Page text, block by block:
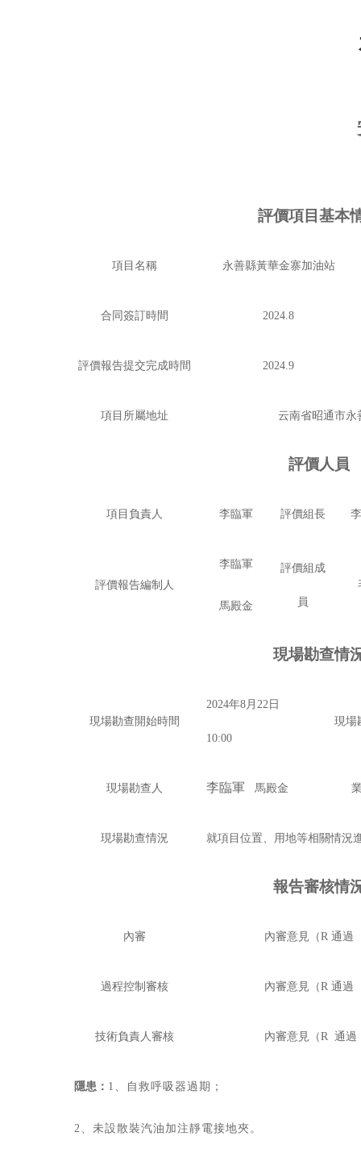
評價項目基本
項目名稱 永善縣黃華金寨加油站
合同簽訂時間 2024.8
評價報告提交完成時間 2024.9
項目所屬地址 云南省昭通市永
評價人員
項目負責人 李臨軍 評價組長
評價報告編制人
李臨軍
馬殿金
評價組成
員
現場勘查情
現場勘查開始時間
2024年8月22日
10:00
現場
現場勘查人 李臨軍 馬殿金
現場勘查情況 就項目位置、用地等相關情況
報告審核情
內審 內審意見（R 通過
過程控制審核 內審意見（R 通過
技術負責人審核 內審意見（R 通過
隱患： 1、自救呼吸器過期；
2、未設散裝汽油加注靜電接地夾。